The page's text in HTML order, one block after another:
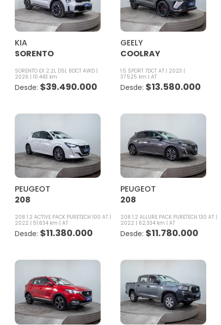
KIA
SORENTO
SORENTO EX 2.2L DSL 8DCT AWD
2026
10.443 km
$39.490.000
GEELY
COOLRAY
1.5 SPORT 7DCT AT
2023
37.525 km
AT
$13.580.000
PEUGEOT
208
208 1.2 ACTIVE PACK PURETECH 100 AT
2022
51.634 km AT
$11.380.000
PEUGEOT
208
208 1.2 ALLURE PACK PURETECH 130 AT
2022
62.334 km AT
$11.780.000